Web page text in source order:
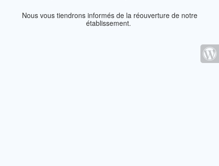
Nous vous tiendrons informés de la réouverture de notre
établissement.